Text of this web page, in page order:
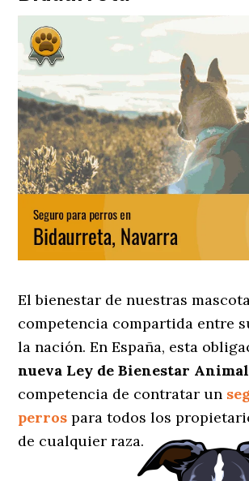
El bienestar de nuestras
competencia compartida entre
la nación. En España, esta
nueva Ley de Bienestar Animal
competencia de contratar un
perros para todos los
de cualquier raza.